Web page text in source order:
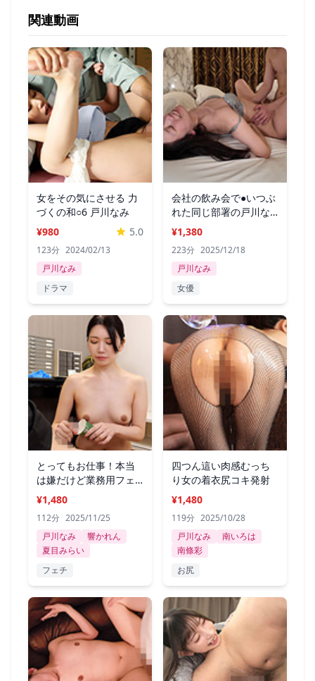
関連動画
女をその気にさせる 力
づくの和○6 戸川なみ
¥980
5.0
123分 2024/02/13
戸川なみ
ドラマ
会社の飲み会で●いつぶ
れた同じ部署の戸川な
みさん
¥1,380
223分 2025/12/18
戸川なみ
女優
とってもお仕事！本当
は嫌だけど業務用フェ
ラ手コキ
¥1,480
112分 2025/11/25
戸川なみ
響かれん
夏目みらい
フェチ
四つん這い肉感むっち
り女の着衣尻コキ発射
¥1,480
119分 2025/10/28
戸川なみ
南いろは
南條彩
お尻